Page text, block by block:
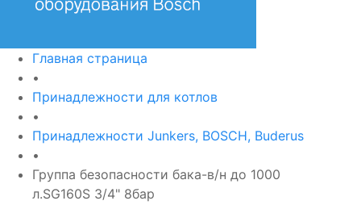
Главная страница
•
Принадлежности для котлов
•
Принадлежности Junkers, BOSCH, Buderus
•
Группа безопасности бака-в/н до 1000
л.SG160S 3/4" 8бар